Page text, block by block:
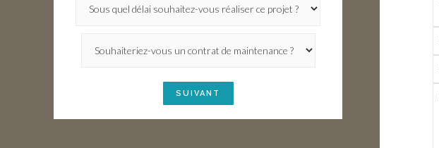
SUIVANT